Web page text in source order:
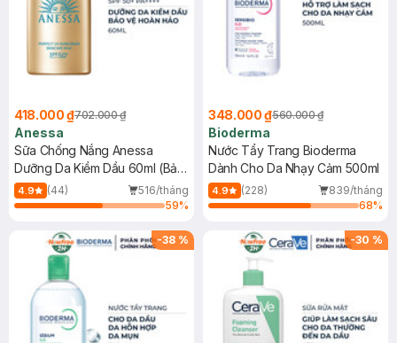
418.000 ₫702.000 ₫
Anessa
Sữa Chống Nắng Anessa
Dưỡng Da Kiềm Dầu 60ml (Bản
Mới)
4.9 (44)
516/tháng
59%
348.000 ₫560.000 ₫
Bioderma
Nước Tẩy Trang Bioderma
Dành Cho Da Nhạy Cảm 500ml
4.9 (228)
839/tháng
68%
-38 % -30 %